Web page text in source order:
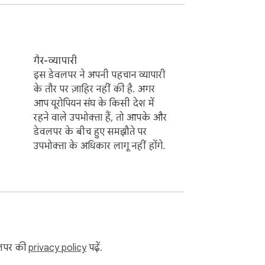
सकते हैं।
more focused browsing experience.
गैर-व्यापारी
इस डेवलपर ने अपनी पहचान व्यापारी
के तौर पर ज़ाहिर नहीं की है. अगर
आप यूरोपियन संघ के किसी देश में
रहने वाले उपभोक्ता हैं, तो आपके और
डेवलपर के बीच हुए समझौते पर
उपभोक्ता के अधिकार लागू नहीं होंगे.
कीprivacy policyपढ़ें.